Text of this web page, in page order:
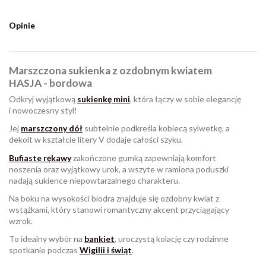
Opinie
Marszczona sukienka z ozdobnym kwiatem
HASJA - bordowa
Odkryj wyjątkową sukienkę mini, która łączy w sobie elegancję
i nowoczesny styl!
Jej marszczony dół subtelnie podkreśla kobiecą sylwetkę, a
dekolt w kształcie litery V dodaje całości szyku.
Bufiaste rękawyzakończone gumką zapewniają komfort
noszenia oraz wyjątkowy urok, a wszyte w ramiona poduszki
nadają sukience niepowtarzalnego charakteru.
Na boku na wysokości biodra znajduje się ozdobny kwiat z
wstążkami, który stanowi romantyczny akcent przyciągający
wzrok.
To idealny wybór na bankiet, uroczystą kolację czy rodzinne
spotkanie podczas Wigilii i świąt.